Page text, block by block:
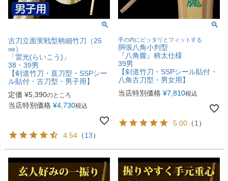
古刀立面実戦型柄細竹刀（25
㎜）
「雷光(らいこう)」
38・39男
【剣道竹刀・直刀型・SSPシー
ル貼付・古刀型・男子用】
定価 ¥5,390のところ
当店特別価格 ¥4,730税込
4.54 （13）
手の内にピッタリとフィットする
胴張八角小判型
『八角朧』柄太仕様
39男
【剣道竹刀・SSPシール貼付・
八角古刀型・男女用】
当店特別価格 ¥7,810税込
5.00 （1 ）